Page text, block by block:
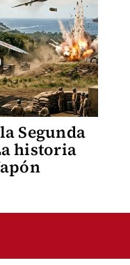
Segunda
historia